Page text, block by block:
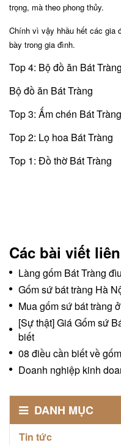
trọng, mà theo phong thủy.
Chính vì vậy hhầu hết các gia
bày trong gia đình.
Top 4: Bộ đồ ăn Bát Tràng
Bộ đồ ăn Bát Tràng
Top 3: Ấm chén Bát Tràng
Top 2: Lọ hoa Bát Tràng
Top 1: Đồ thờ Bát Tràng
Các bài viết
Làng gốm Bát Tràng
Gốm sứ bát tràng Hà
Mua gốm sứ bát tràng
[Sự thật] Giá Gốm sứ
biết
08 điều cần biết về
Doanh nghiệp kinh
DANH MỤC
Tin tức